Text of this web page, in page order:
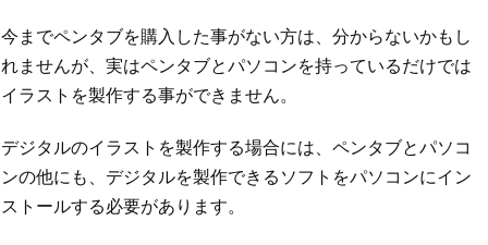
今までペンタブを購入した事がない方は、分からないかもし
れませんが、実はペンタブとパソコンを持っているだけでは
イラストを製作する事ができません。
デジタルのイラストを製作する場合には、ペンタブとパソコ
ンの他にも、デジタルを製作できるソフトをパソコンにイン
ストールする必要があります。